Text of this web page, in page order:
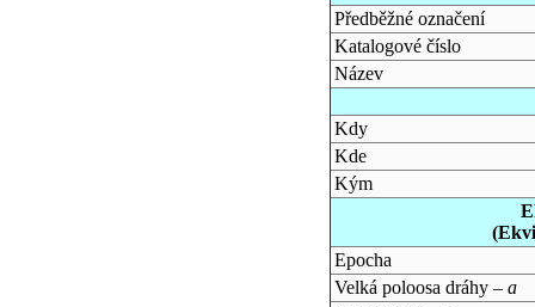
Předběžné označení
Katalogové číslo
Název
Kdy
Kde
Kým
Epocha
Velká poloosa dráhy – a